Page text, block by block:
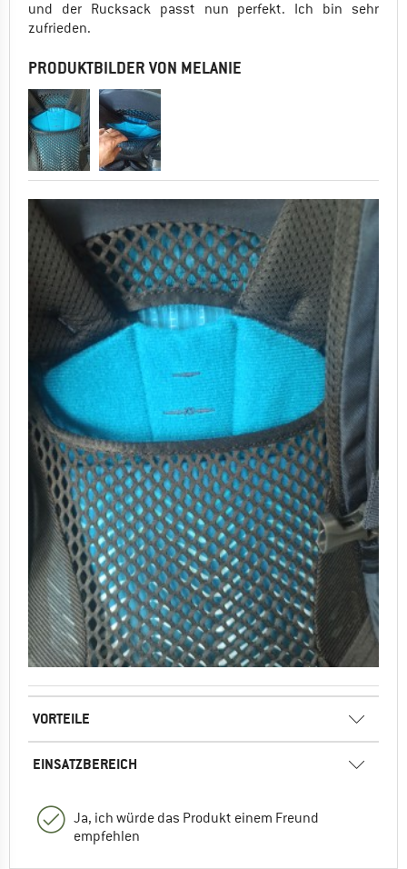
und der Rucksack passt nun perfekt. Ich bin sehr
zufrieden.
PRODUKTBILDER VON MELANIE
VORTEILE
EINSATZBEREICH
Ja, ich würde das Produkt einem Freund
empfehlen